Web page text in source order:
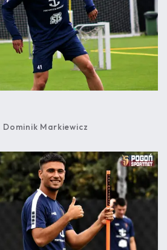
Dominik Markiewicz